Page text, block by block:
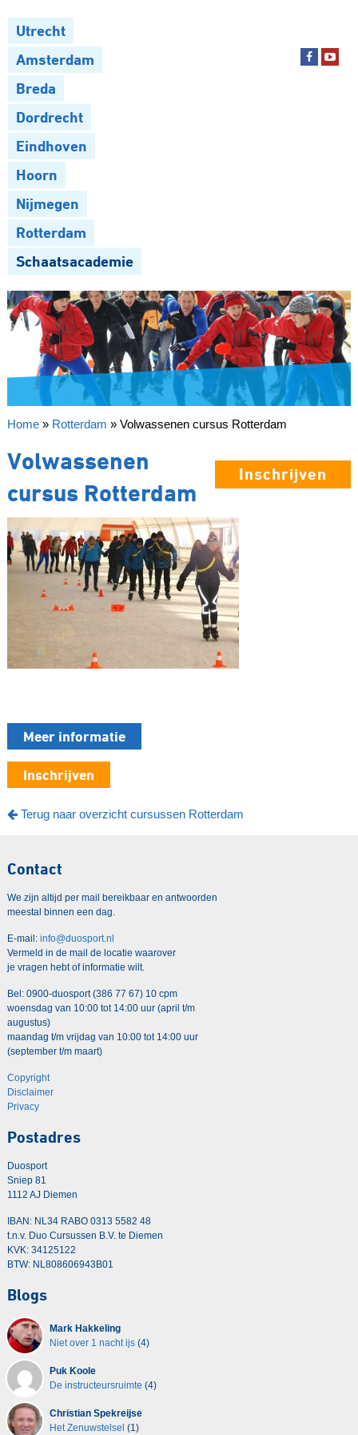
Utrecht
Amsterdam
Breda
Dordrecht
Eindhoven
Hoorn
Nijmegen
Rotterdam
Schaatsacademie
Home» Rotterdam » Volwassenen cursus Rotterdam
Inschrijven
Volwassenen
cursus Rotterdam
Meer informatie
Inschrijven
Terug naar overzicht cursussen Rotterdam
Contact
We zijn altijd per mail bereikbaar en antwoorden
meestal binnen een dag.
E-mail: info@duosport.nl
Vermeld in de mail de locatie waarover
je vragen hebt of informatie wilt.
Bel: 0900-duosport (386 77 67) 10 cpm
woensdag van 10:00 tot 14:00 uur (april t/m
augustus)
maandag t/m vrijdag van 10:00 tot 14:00 uur
(september t/m maart)
Copyright
Disclaimer
Privacy
Postadres
Duosport
Sniep 81
1112 AJ Diemen
IBAN: NL34 RABO 0313 5582 48
t.n.v. Duo Cursussen B.V. te Diemen
KVK: 34125122
BTW: NL808606943B01
Blogs
Mark Hakkeling
Niet over 1 nacht ijs(4)
Puk Koole
De instructeursruimte (4)
Christian Spekreijse
Het Zenuwstelsel (1)